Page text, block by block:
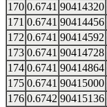
170 0.6741 90414320
171 0.6741 90414456
172 0.6741 90414592
173 0.6741 90414728
174 0.6741 90414864
175 0.6741 90415000
176 0.6742 90415136